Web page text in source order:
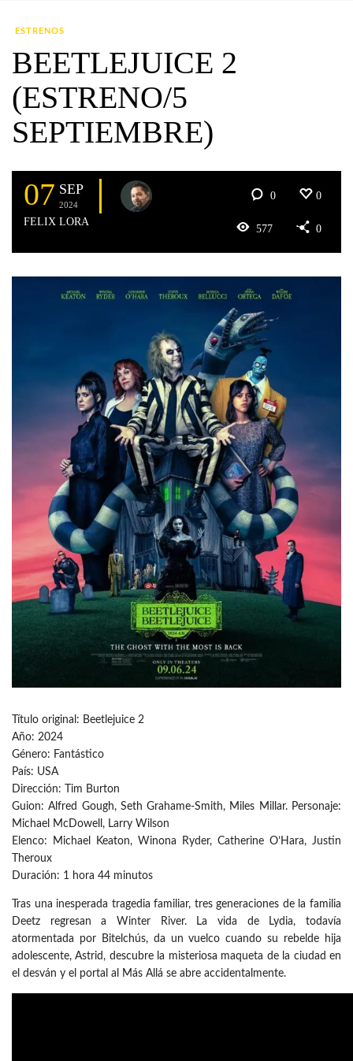
ESTRENOS
BEETLEJUICE 2
(ESTRENO/5
SEPTIEMBRE)
07 SEP
2024
FELIX LORA
0 0
577 0
Título original: Beetlejuice 2
Año: 2024
Género: Fantástico
País: USA
Dirección: Tim Burton
Guion: Alfred Gough, Seth Grahame-Smith, Miles Millar. Personaje:
Michael McDowell, Larry Wilson
Elenco: Michael Keaton, Winona Ryder, Catherine O’Hara, Justin
Theroux
Duración: 1 hora 44 minutos
Tras una inesperada tragedia familiar, tres generaciones de la familia
Deetz regresan a Winter River. La vida de Lydia, todavía
atormentada por Bitelchús, da un vuelco cuando su rebelde hija
adolescente, Astrid, descubre la misteriosa maqueta de la ciudad en
el desván y el portal al Más Allá se abre accidentalmente.